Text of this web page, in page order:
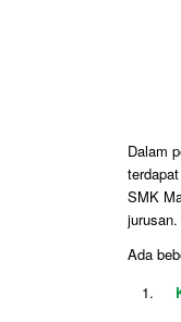
Dalam
SMK
jurusan.
Ada